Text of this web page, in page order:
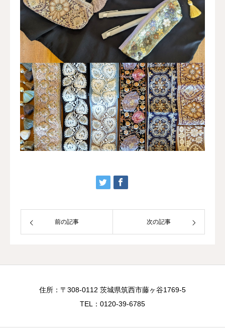
前の記事 次の記事
住所：〒308-0112 茨城県筑西市藤ヶ谷1769-5
TEL：0120-39-6785